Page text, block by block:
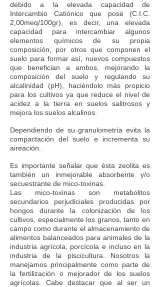
debido a la elevada capacidad de
Intercambio Catiónico que posé (C.I.C.
2,00meq/100gr), es decir, una elevada
capacidad para intercambiar algunos
elementos químicos de su propia
composición, por otros que componen el
suelo para formar así, nuevos compuestos
que benefician a ambos, mejorando la
composición del suelo y regulando su
alcalinidad (pH), haciéndolo más propicio
para los cultivos ya que reduce el nivel de
acidez a la tierra en suelos salitrosos y
mejora los suelos alcalinos.
Dependiendo de su granulometría evita la
compactación del suelo e incrementa su
aireación.
Es importante señalar que ésta zeolita es
también un inmejorable absorbente y/o
secuestrante de mico-toxinas.
Las mico-toxinas son metabolitos
secundarios perjudiciales producidas por
hongos durante la colonización de los
cultivos, especialmente los granos, tanto en
campo como durante el almacenamiento de
alimentos balanceados para animales de la
industria agrícola, porcícola e incluso en la
industria de la piscicultura. Nosotros la
manejamos principalmente como parte de
la fertilización o mejorador de los suelos
agrícolas. Cabe destacar que al ser un